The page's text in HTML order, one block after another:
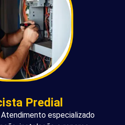
Predial
especializado